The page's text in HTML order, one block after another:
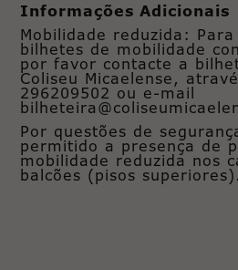
Informações Adicionais
Mobilidade reduzida:
bilhetes de mobilidade
por favor contacte a
Coliseu Micaelense,
296209502 ou e-mail
Por questões de
permitido a presença de
mobilidade reduzida nos
balcões (pisos superiores).